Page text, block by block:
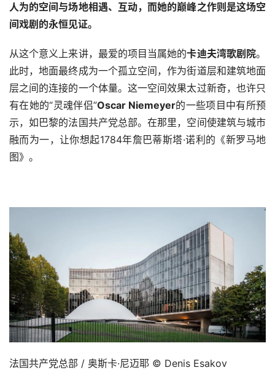
人为的空间与场地相遇、互动，而她的巅峰之作则是这场空
间戏剧的永恒见证。
从这个意义上来讲，最爱的项目当属她的卡迪夫湾歌剧院。
此时，地面最终成为一个孤立空间，作为街道层和建筑地面
层之间的连接的一个体量。这一空间效果太过新奇，也许只
有在她的“灵魂伴侣”Oscar Niemeyer的一些项目中有所预
示，如巴黎的法国共产党总部。在那里，空间使建筑与城市
融而为一，让你想起1784年詹巴蒂斯塔·诺利的《新罗马地
图》。
法国共产党总部 / 奥斯卡·尼迈耶 © Denis Esakov